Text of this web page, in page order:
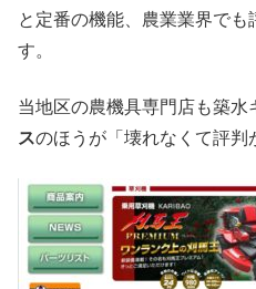
と定番の機能、農業業界で
す。
当地区の農機具専門店も築水
スのほうが「壊れなくて評判